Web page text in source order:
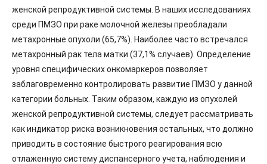
женской репродуктивной системы. В наших исследованиях
среди ПМЗО при раке молочной железы преобладали
метахронные опухоли (65,7%). Наиболее часто встречался
метахронный рак тела матки (37,1% случаев). Определение
уровня специфических онкомаркеров позволяет
заблаговременно контролировать развитие ПМЗО у данной
категории больных. Таким образом, каждую из опухолей
женской репродуктивной системы, следует рассматривать
как индикатор риска возникновения остальных, что должно
приводить в состояние быстрого реагирования всю
отлаженную систему диспансерного учета, наблюдения и